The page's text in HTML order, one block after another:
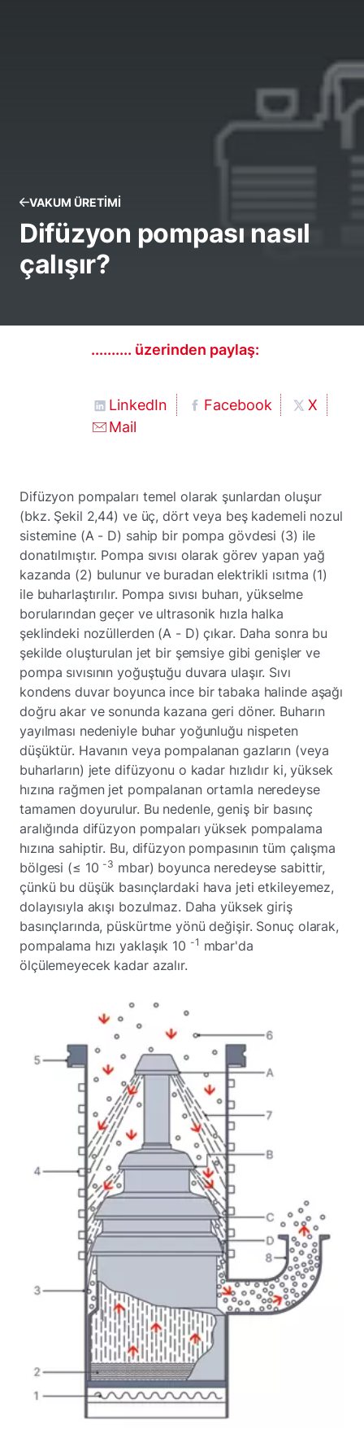
VAKUM ÜRETIMI
Difüzyon pompası nasıl
çalışır?
.......... üzerinden paylaş:
LinkedIn Facebook
X
Mail
Difüzyon pompaları temel olarak şunlardan oluşur
(bkz. Şekil 2,44) ve üç, dört veya beş kademeli nozul
sistemine (A - D) sahip bir pompa gövdesi (3) ile
donatılmıştır. Pompa sıvısı olarak görev yapan yağ
kazanda (2) bulunur ve buradan elektrikli ısıtma (1)
ile buharlaştırılır. Pompa sıvısı buharı, yükselme
borularından geçer ve ultrasonik hızla halka
şeklindeki nozüllerden (A - D) çıkar. Daha sonra bu
şekilde oluşturulan jet bir şemsiye gibi genişler ve
pompa sıvısının yoğuştuğu duvara ulaşır. Sıvı
kondens duvar boyunca ince bir tabaka halinde aşağı
doğru akar ve sonunda kazana geri döner. Buharın
yayılması nedeniyle buhar yoğunluğu nispeten
düşüktür. Havanın veya pompalanan gazların (veya
buharların) jete difüzyonu o kadar hızlıdır ki, yüksek
hızına rağmen jet pompalanan ortamla neredeyse
tamamen doyurulur. Bu nedenle, geniş bir basınç
aralığında difüzyon pompaları yüksek pompalama
hızına sahiptir. Bu, difüzyon pompasının tüm çalışma
bölgesi (≤ 10 -3 mbar) boyunca neredeyse sabittir,
çünkü bu düşük basınçlardaki hava jeti etkileyemez,
dolayısıyla akışı bozulmaz. Daha yüksek giriş
basınçlarında, püskürtme yönü değişir. Sonuç olarak,
pompalama hızı yaklaşık 10 -1 mbar'da
ölçülemeyecek kadar azalır.